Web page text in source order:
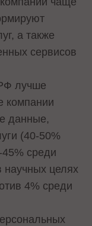
а также
сервисов
лучше
компании
данные,
(40-50%
среди
научных целях
4% среди